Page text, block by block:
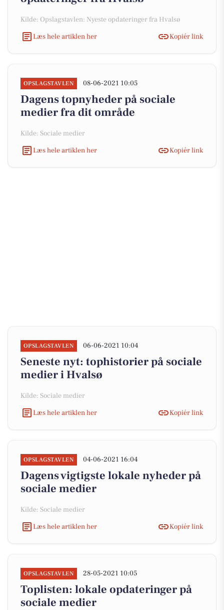
Kilde: Opslagstavlen: Nyeste opdateringer fra Hvalsø
Læs hele artiklen her
Kopiér link
OPSLAGSTAVLEN 08-06-2021 10:05
Dagens topnyheder på sociale
medier fra dit område
Kilde: Sociale medier
Læs hele artiklen her
Kopiér link
OPSLAGSTAVLEN 06-06-2021 10:04
Seneste nyt: tophistorier på sociale
medier i Hvalsø
Kilde: Sociale medier
Læs hele artiklen her
Kopiér link
OPSLAGSTAVLEN 04-06-2021 16:04
Dagens vigtigste lokale nyheder på
sociale medier
Kilde: Sociale medier
Læs hele artiklen her
Kopiér link
OPSLAGSTAVLEN 28-05-2021 10:05
Toplisten: lokale opdateringer på
sociale medier